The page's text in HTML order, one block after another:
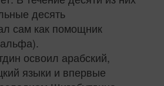
десять
сам как помощник
освоил арабский,
языки и впервые